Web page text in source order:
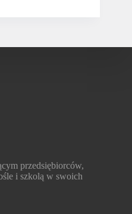
przedsiębiorców,
i szkolą w swoich